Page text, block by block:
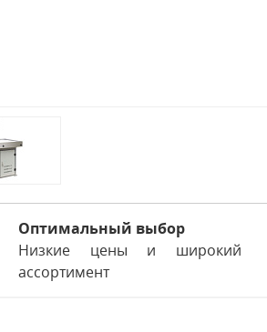
Оптимальный выбор
Низкие цены и широкий
ассортимент